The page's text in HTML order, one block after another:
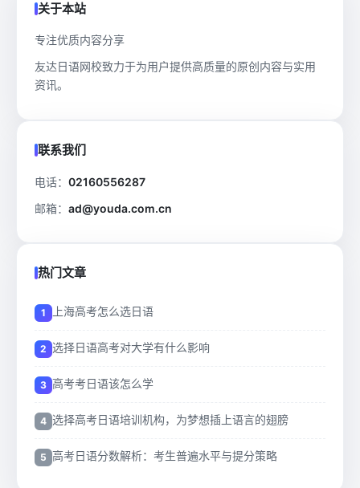
关于本站
专注优质内容分享
友达日语网校致力于为用户提供高质量的原创内容与实用
资讯。
联系我们
电话： 02160556287
邮箱： ad@youda.com.cn
热门文章
上海高考怎么选日语
选择日语高考对大学有什么影响
高考考日语该怎么学
选择高考日语培训机构，为梦想插上语言的翅膀
高考日语分数解析：考生普遍水平与提分策略